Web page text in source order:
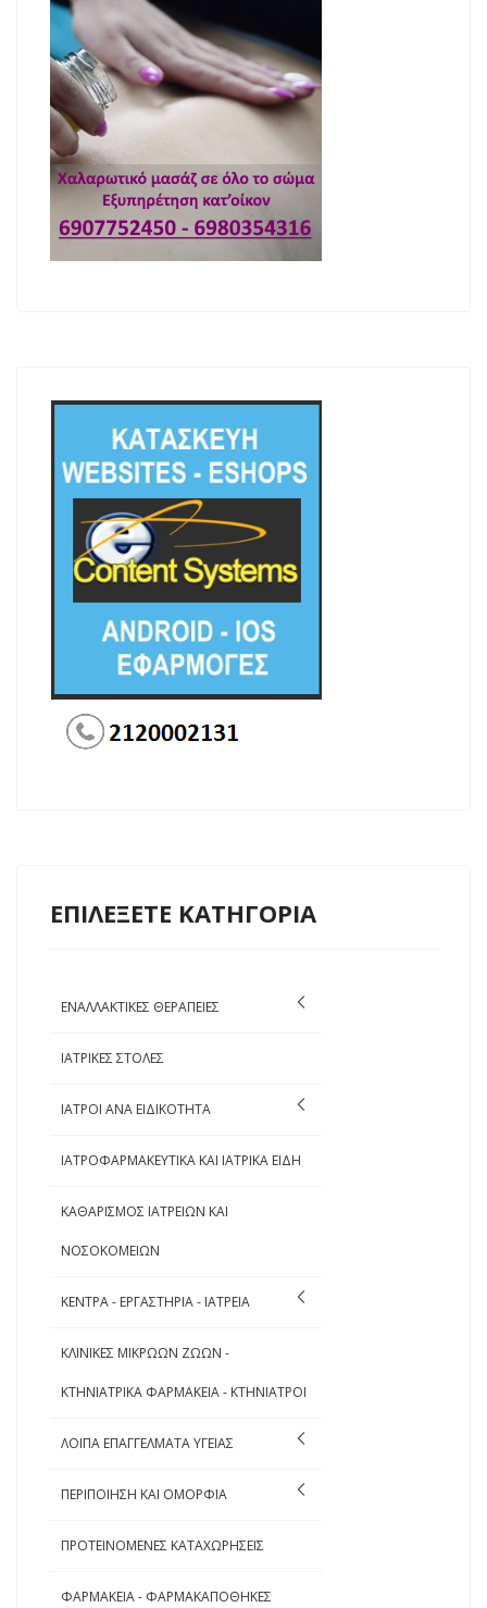
ΕΠΙΛΕΞΕΤΕ ΚΑΤΗΓΟΡΙΑ
ΕΝΑΛΛΑΚΤΙΚΕΣ ΘΕΡΑΠΕΙΕΣ
ΙΑΤΡΙΚΕΣ ΣΤΟΛΕΣ
ΙΑΤΡΟΙ ΑΝΑ ΕΙΔΙΚΟΤΗΤΑ
ΙΑΤΡΟΦΑΡΜΑΚΕΥΤΙΚΑ ΚΑΙ ΙΑΤΡΙΚΑ ΕΙΔΗ
ΚΑΘΑΡΙΣΜΟΣ ΙΑΤΡΕΙΩΝ ΚΑΙ
ΝΟΣΟΚΟΜΕΙΩΝ
ΚΕΝΤΡΑ - ΕΡΓΑΣΤΗΡΙΑ - ΙΑΤΡΕΙΑ
ΚΛΙΝΙΚΕΣ ΜΙΚΡΩΩΝ ΖΩΩΝ -
ΚΤΗΝΙΑΤΡΙΚΑ ΦΑΡΜΑΚΕΙΑ - ΚΤΗΝΙΑΤΡΟΙ
ΛΟΙΠΑ ΕΠΑΓΓΕΛΜΑΤΑ ΥΓΕΙΑΣ
ΠΕΡΙΠΟΙΗΣΗ ΚΑΙ ΟΜΟΡΦΙΑ
ΠΡΟΤΕΙΝΟΜΕΝΕΣ ΚΑΤΑΧΩΡΗΣΕΙΣ
ΦΑΡΜΑΚΕΙΑ - ΦΑΡΜΑΚΑΠΟΘΗΚΕΣ